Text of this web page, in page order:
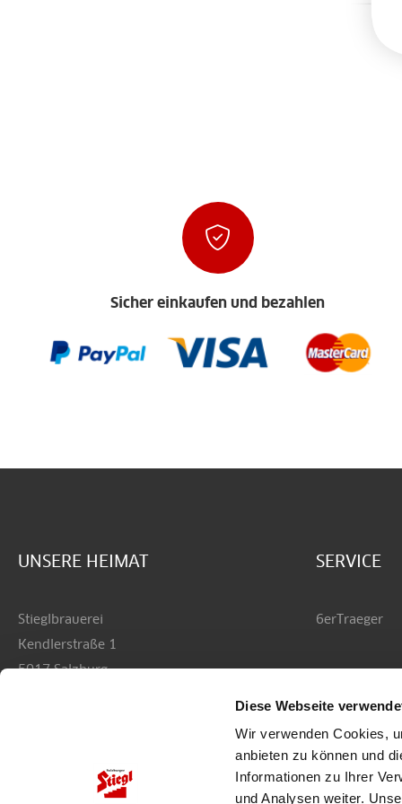
Diese Webseite
Wir verwenden Cookies,
anbieten zu können und
Informationen zu Ihrer
und Analysen weiter.
Sicher einkaufen und bezahlen
UNSERE HEIMAT
Stieglbrauerei
Kendlerstraße 1
5017 Salzburg
SERVICE
6erTraeger